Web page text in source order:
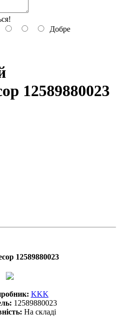
Добре
12589880023
12589880023
KKK
12589880023
На складі